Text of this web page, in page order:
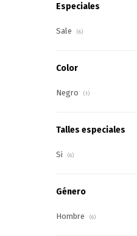
Especiales
Sale (6)
Color
Negro (1)
Talles especiales
Si (6)
Género
Hombre (6)